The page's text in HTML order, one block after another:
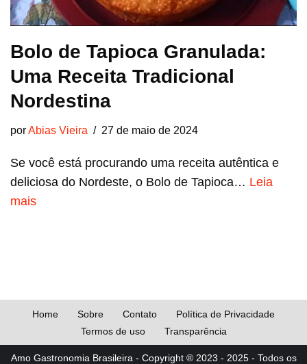
Bolo de Tapioca Granulada:
Uma Receita Tradicional
Nordestina
porAbias Vieira 27 de maio de 2024
Se você está procurando uma receita autêntica e
deliciosa do Nordeste, o Bolo de Tapioca… Leia
mais
Home Sobre Contato
Política de Privacidade
Termos de uso
Transparência
Amo Gastronomia Brasileira - Copyright ® 2023 - 2025 - Todos os